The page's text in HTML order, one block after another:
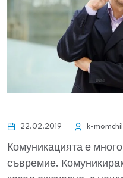
22.02.2019 k-momchil
Комуникацията е
съвремие.